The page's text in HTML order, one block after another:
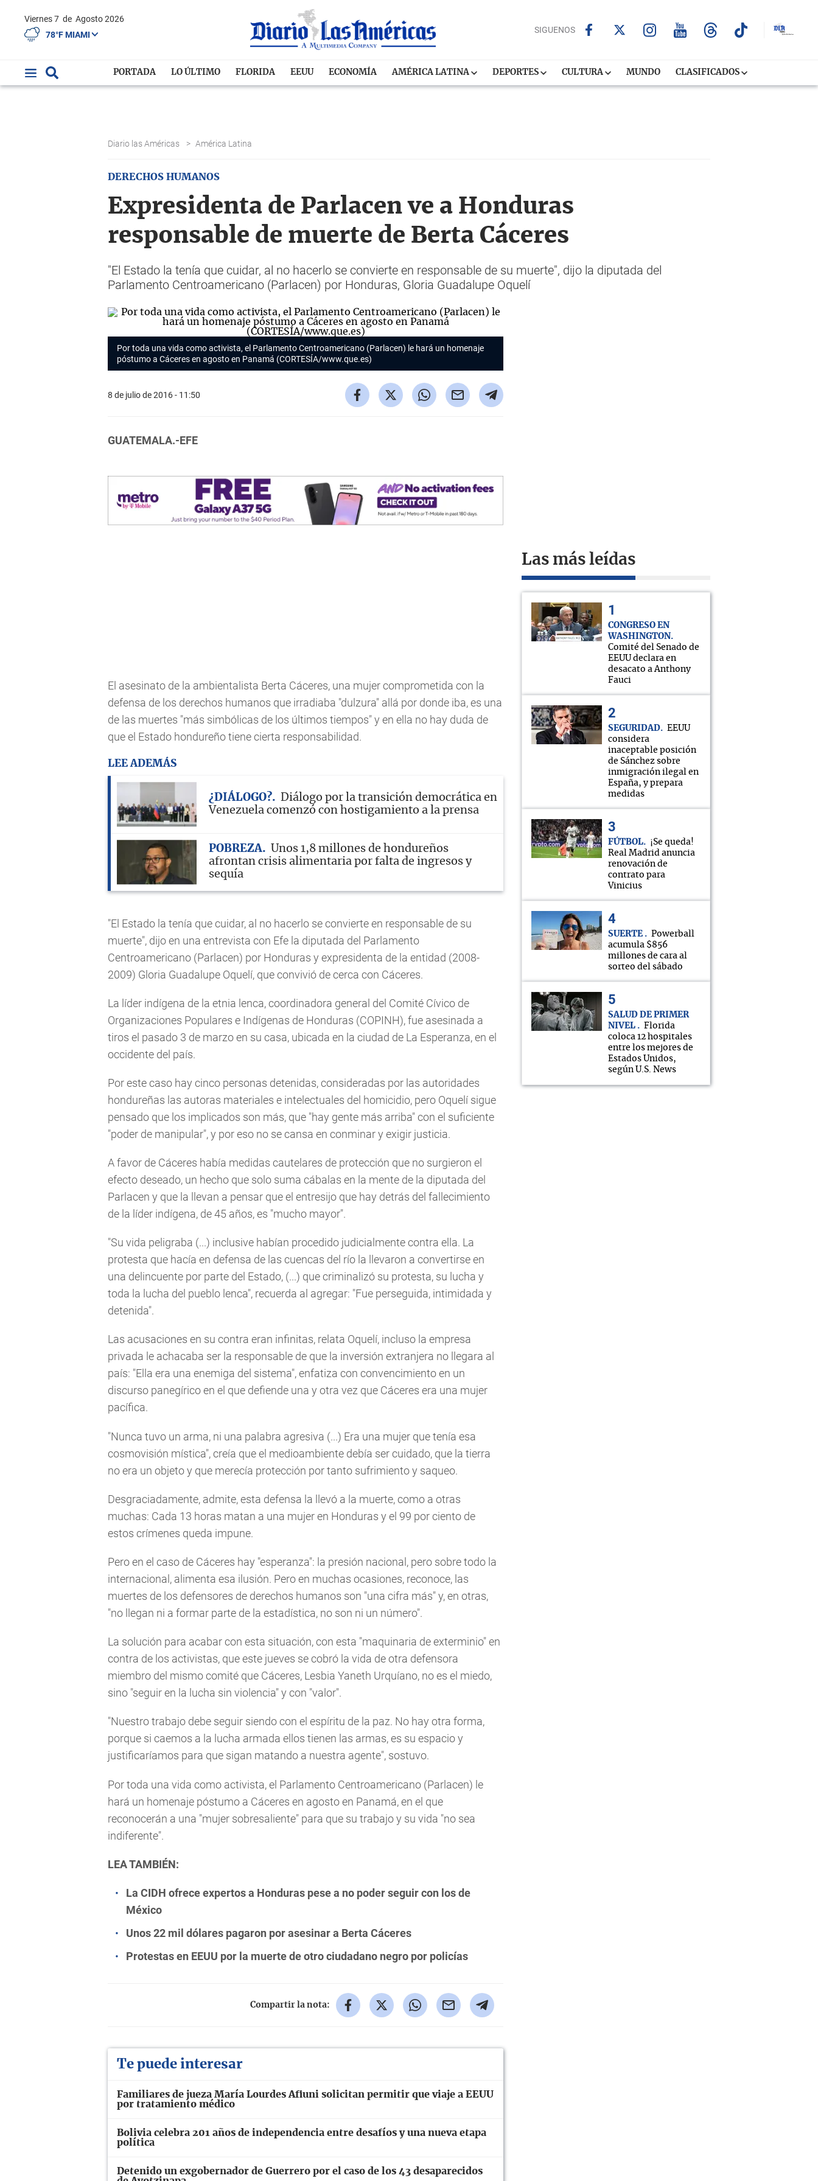
Viernes 7 de Agosto 2026
78°F MIAMI
SIGUENOS
PORTADA LO ÚLTIMO FLORIDA EEUU ECONOMÍA AMÉRICA LATINA DEPORTES CULTURA MUNDO CLASIFICADOS
Diario las Américas > América Latina
DERECHOS HUMANOS
Expresidenta de Parlacen ve a Honduras
responsable de muerte de Berta Cáceres
"El Estado la tenía que cuidar, al no hacerlo se convierte en responsable de su muerte", dijo la diputada del
Parlamento Centroamericano (Parlacen) por Honduras, Gloria Guadalupe Oquelí
Por toda una vida como activista, el Parlamento Centroamericano (Parlacen) le hará un homenaje
póstumo a Cáceres en agosto en Panamá (CORTESÍA/www.que.es)
8 de julio de 2016 - 11:50
GUATEMALA.-EFE
El asesinato de la ambientalista Berta Cáceres, una mujer comprometida con la
defensa de los derechos humanos que irradiaba "dulzura" allá por donde iba, es una
de las muertes "más simbólicas de los últimos tiempos" y en ella no hay duda de
que el Estado hondureño tiene cierta responsabilidad.
LEE ADEMÁS
¿DIÁLOGO?
Diálogo por la transición democrática en
Venezuela comenzó con hostigamiento a la prensa
POBREZA
Unos 1,8 millones de hondureños
afrontan crisis alimentaria por falta de ingresos y
sequía
"El Estado la tenía que cuidar, al no hacerlo se convierte en responsable de su
muerte", dijo en una entrevista con Efe la diputada del Parlamento
Centroamericano (Parlacen) por Honduras y expresidenta de la entidad (2008-
2009) Gloria Guadalupe Oquelí, que convivió de cerca con Cáceres.
La líder indígena de la etnia lenca, coordinadora general del Comité Cívico de
Organizaciones Populares e Indígenas de Honduras (COPINH), fue asesinada a
tiros el pasado 3 de marzo en su casa, ubicada en la ciudad de La Esperanza, en el
occidente del país.
Por este caso hay cinco personas detenidas, consideradas por las autoridades
hondureñas las autoras materiales e intelectuales del homicidio, pero Oquelí sigue
pensado que los implicados son más, que "hay gente más arriba" con el suficiente
"poder de manipular", y por eso no se cansa en conminar y exigir justicia.
A favor de Cáceres había medidas cautelares de protección que no surgieron el
efecto deseado, un hecho que solo suma cábalas en la mente de la diputada del
Parlacen y que la llevan a pensar que el entresijo que hay detrás del fallecimiento
de la líder indígena, de 45 años, es "mucho mayor".
"Su vida peligraba (...) inclusive habían procedido judicialmente contra ella. La
protesta que hacía en defensa de las cuencas del río la llevaron a convertirse en
una delincuente por parte del Estado, (...) que criminalizó su protesta, su lucha y
toda la lucha del pueblo lenca", recuerda al agregar: "Fue perseguida, intimidada y
detenida".
Las acusaciones en su contra eran infinitas, relata Oquelí, incluso la empresa
privada le achacaba ser la responsable de que la inversión extranjera no llegara al
país: "Ella era una enemiga del sistema", enfatiza con convencimiento en un
discurso panegírico en el que defiende una y otra vez que Cáceres era una mujer
pacífica.
"Nunca tuvo un arma, ni una palabra agresiva (...) Era una mujer que tenía esa
cosmovisión mística", creía que el medioambiente debía ser cuidado, que la tierra
no era un objeto y que merecía protección por tanto sufrimiento y saqueo.
Desgraciadamente, admite, esta defensa la llevó a la muerte, como a otras
muchas: Cada 13 horas matan a una mujer en Honduras y el 99 por ciento de
estos crímenes queda impune.
Pero en el caso de Cáceres hay "esperanza": la presión nacional, pero sobre todo la
internacional, alimenta esa ilusión. Pero en muchas ocasiones, reconoce, las
muertes de los defensores de derechos humanos son "una cifra más" y, en otras,
"no llegan ni a formar parte de la estadística, no son ni un número".
La solución para acabar con esta situación, con esta "maquinaria de exterminio" en
contra de los activistas, que este jueves se cobró la vida de otra defensora
miembro del mismo comité que Cáceres, Lesbia Yaneth Urquíano, no es el miedo,
sino "seguir en la lucha sin violencia" y con "valor".
"Nuestro trabajo debe seguir siendo con el espíritu de la paz. No hay otra forma,
porque si caemos a la lucha armada ellos tienen las armas, es su espacio y
justificaríamos para que sigan matando a nuestra agente", sostuvo.
Por toda una vida como activista, el Parlamento Centroamericano (Parlacen) le
hará un homenaje póstumo a Cáceres en agosto en Panamá, en el que
reconocerán a una "mujer sobresaliente" para que su trabajo y su vida "no sea
indiferente".
LEA TAMBIÉN:
La CIDH ofrece expertos a Honduras pese a no poder seguir con los de
México
Unos 22 mil dólares pagaron por asesinar a Berta Cáceres
Protestas en EEUU por la muerte de otro ciudadano negro por policías
Compartir la nota:
Te puede interesar
Familiares de jueza María Lourdes Afiuni solicitan permitir que viaje a EEUU
por tratamiento médico
Bolivia celebra 201 años de independencia entre desafíos y una nueva etapa
política
Detenido un exgobernador de Guerrero por el caso de los 43 desaparecidos
Las más leídas
CONGRESO EN
WASHINGTON
Comité del Senado de
EEUU declara en
desacato a Anthony
Fauci
SEGURIDAD
EEUU
considera
inaceptable posición
de Sánchez sobre
inmigración ilegal en
España, y prepara
medidas
FÚTBOL
¡Se queda!
Real Madrid anuncia
renovación de
contrato para
Vinicius
SUERTE
Powerball
acumula $856
millones de cara al
sorteo del sábado
SALUD DE PRIMER
NIVEL
Florida
coloca 12 hospitales
entre los mejores de
Estados Unidos,
según U.S. News